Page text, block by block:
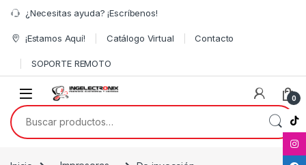
¿Necesitas ayuda? ¡Escríbenos!
¡Estamos Aquí! Catálogo Virtual Contacto
SOPORTE REMOTO
0